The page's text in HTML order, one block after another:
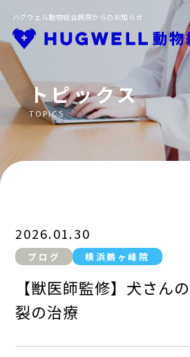
ハグウェル動物総合病院からのお知らせ
HOME
横浜鶴ヶ峰院
横浜鶴ヶ峰院
トピックス
TOPICS
2026.01.30
ブログ 横浜鶴ヶ峰院
【獣医師監修】犬さん
裂の治療